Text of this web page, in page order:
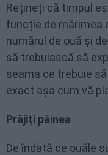
Rețineți că timpul
funcție de mărimea
numărul de ouă și
să trebuiască să
seama ce trebuie
exact așa cum vă
Prăjiți pâinea
De îndată ce ouăle